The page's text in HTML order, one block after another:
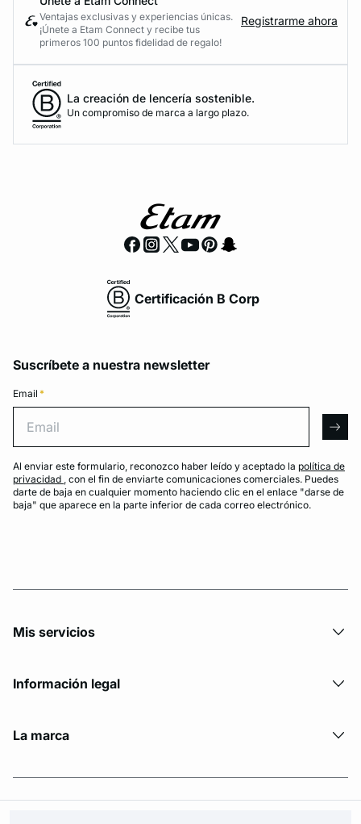
Ventajas exclusivas y experiencias únicas.
¡Únete a Etam Connect y recibe tus
primeros 100 puntos fidelidad de regalo!
Registrarme ahora
La creación de lencería sostenible.
Un compromiso de marca a largo plazo.
Certificación B Corp
Suscríbete a nuestra newsletter
Email *
Al enviar este formulario, reconozco haber leído y aceptado la política de
privacidad , con el fin de enviarte comunicaciones comerciales. Puedes
darte de baja en cualquier momento haciendo clic en el enlace "darse de
baja" que aparece en la parte inferior de cada correo electrónico.
Mis servicios
Información legal
La marca